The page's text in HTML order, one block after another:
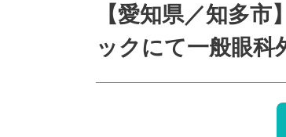
【愛知県／知多
ックにて一般眼科